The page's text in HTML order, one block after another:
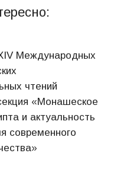
Международных
чтений
«Монашеское
и актуальность
современного